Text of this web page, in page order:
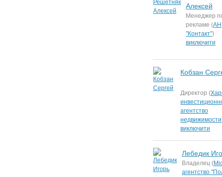
Алексей
Менеджер
рекламе (АН
"Контакт")
виключити
Кобзан
Директор (
агентство
недвижимости
виключити
Лебедик
Владелец (
агентство